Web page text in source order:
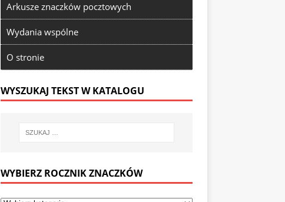
Arkusze znaczków pocztowych
Wydania wspólne
O stronie
WYSZUKAJ TEKST W KATALOGU
WYBIERZ ROCZNIK ZNACZKÓW